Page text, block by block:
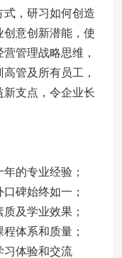
，研习如何创造
意创新潜能，使
管理战略思维，
管及所有员工，
支点，令企业长
的专业经验；
碑始终如一；
及学业效果；
体系和质量；
习体验和交流